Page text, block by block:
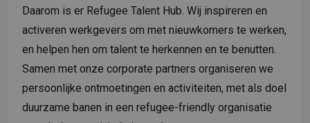
Daarom is er Refugee Talent Hub. Wij inspireren en
activeren werkgevers om met nieuwkomers te werken,
en helpen hen om talent te herkennen en te benutten.
Samen met onze corporate partners organiseren we
persoonlijke ontmoetingen en activiteiten, met als doel
duurzame banen in een refugee-friendly organisatie